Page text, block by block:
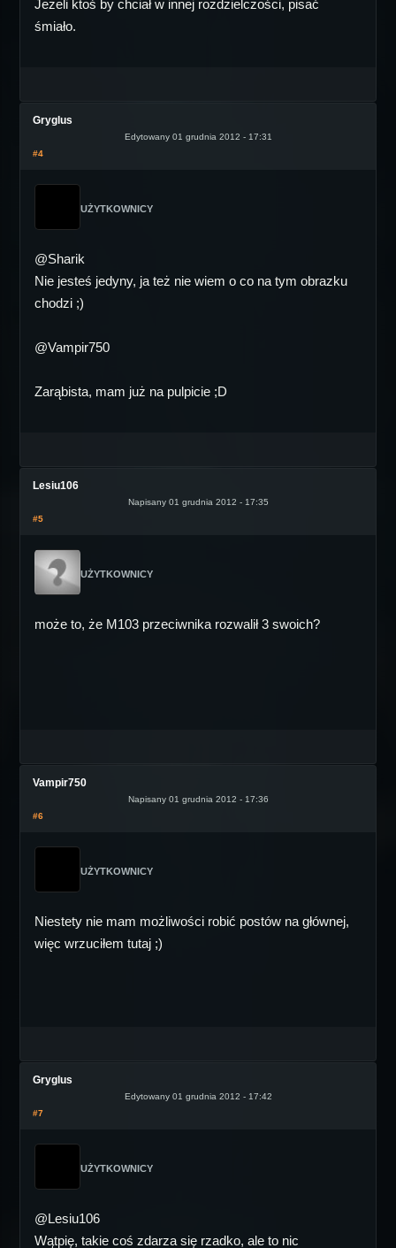
Jeżeli ktoś by chciał w innej rozdzielczości, pisać
śmiało.
Gryglus
Edytowany 01 grudnia 2012 - 17:31
#4
UŻYTKOWNICY
@Sharik
Nie jesteś jedyny, ja też nie wiem o co na tym obrazku
chodzi ;)
@Vampir750
Zarąbista, mam już na pulpicie ;D
Lesiu106
Napisany 01 grudnia 2012 - 17:35
#5
UŻYTKOWNICY
może to, że M103 przeciwnika rozwalił 3 swoich?
Vampir750
Napisany 01 grudnia 2012 - 17:36
#6
UŻYTKOWNICY
Niestety nie mam możliwości robić postów na głównej,
więc wrzuciłem tutaj ;)
Gryglus
Edytowany 01 grudnia 2012 - 17:42
#7
UŻYTKOWNICY
@Lesiu106
Wątpię, takie coś zdarza się rzadko, ale to nic